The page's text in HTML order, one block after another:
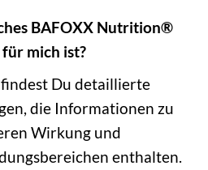
BAFOXX Nutrition®
mich ist?
Du detaillierte
die Informationen zu
Wirkung und
enthalten.